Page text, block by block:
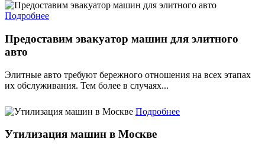
Подробнее
Предоставим эвакуатор машин для элитного
авто
Элитные авто требуют бережного отношения на всех этапах
их обслуживания. Тем более в случаях...
Подробнее
Утилизация машин в Москве